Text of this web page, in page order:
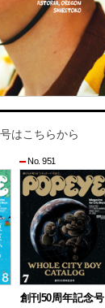
はこちらから
No. 951
創刊50周年記念号